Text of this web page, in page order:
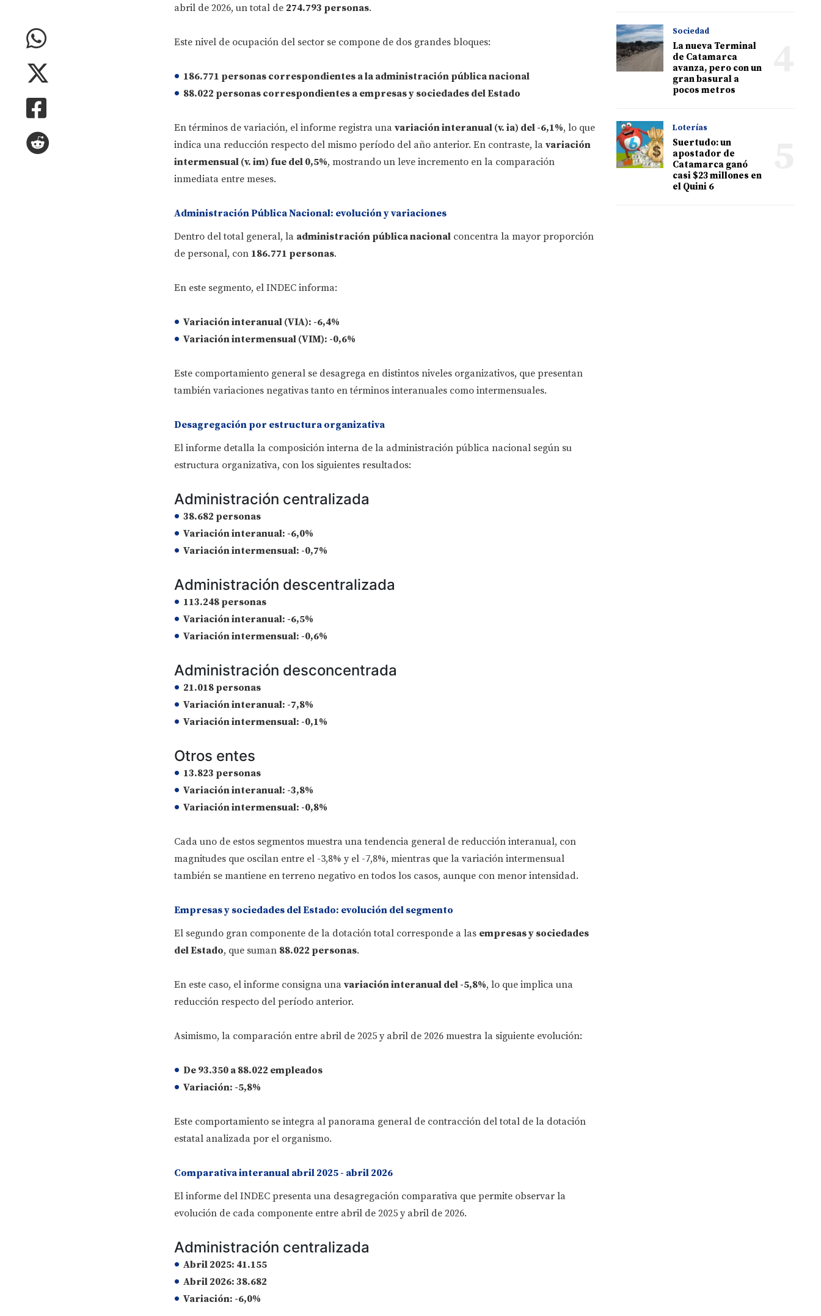
abril de 2026, un total de 274.793 personas.
Este nivel de ocupación del sector se compone de dos grandes bloques:
186.771 personascorrespondientes a la administración pública nacional
88.022 personascorrespondientes a empresas y sociedades del Estado
En términos de variación, el informe registra una variación interanual (v. ia) del -6,1%, lo que
indica una reducción respecto del mismo período del año anterior. En contraste, la variación
intermensual (v. im) fue del 0,5%, mostrando un leve incremento en la comparación
inmediata entre meses.
Administración Pública Nacional: evolución y variaciones
Dentro del total general, la administración pública nacionalconcentra la mayor proporción
de personal, con 186.771 personas.
En este segmento, el INDEC informa:
Variación interanual (VIA): -6,4%
Variación intermensual (VIM): -0,6%
Este comportamiento general se desagrega en distintos niveles organizativos, que presentan
también variaciones negativas tanto en términos interanuales como intermensuales.
Desagregación por estructura organizativa
El informe detalla la composición interna de la administración pública nacional según su
estructura organizativa, con los siguientes resultados:
Administración centralizada
38.682 personas
Variación interanual: -6,0%
Variación intermensual: -0,7%
Administración descentralizada
113.248 personas
Variación interanual: -6,5%
Variación intermensual: -0,6%
Administración desconcentrada
21.018 personas
Variación interanual: -7,8%
Variación intermensual: -0,1%
Otros entes
13.823 personas
Variación interanual: -3,8%
Variación intermensual: -0,8%
Cada uno de estos segmentos muestra una tendencia general de reducción interanual, con
magnitudes que oscilan entre el -3,8% y el -7,8%, mientras que la variación intermensual
también se mantiene en terreno negativo en todos los casos, aunque con menor intensidad.
Empresas y sociedades del Estado: evolución del segmento
El segundo gran componente de la dotación total corresponde a las empresas y sociedades
del Estado, que suman 88.022 personas.
En este caso, el informe consigna una variación interanual del -5,8%, lo que implica una
reducción respecto del período anterior.
Asimismo, la comparación entre abril de 2025 y abril de 2026 muestra la siguiente evolución:
De 93.350 a 88.022 empleados
Variación: -5,8%
Este comportamiento se integra al panorama general de contracción del total de la dotación
estatal analizada por el organismo.
Comparativa interanual abril 2025 - abril 2026
El informe del INDEC presenta una desagregación comparativa que permite observar la
evolución de cada componente entre abril de 2025 y abril de 2026.
Administración centralizada
Abril 2025: 41.155
Abril 2026: 38.682
Variación: -6,0%
Sociedad
La nueva Terminal
de Catamarca
avanza, pero con un
gran basural a
pocos metros
Loterías
Suertudo: un
apostador de
Catamarca ganó
casi $23 millones en
el Quini 6